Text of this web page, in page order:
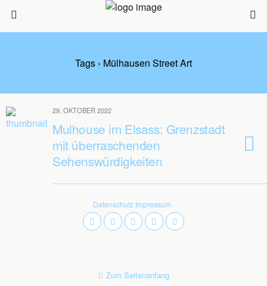
Tags › Mülhausen Street Art
29. OKTOBER 2022
Mulhouse im Elsass: Grenzstadt
mit überraschenden
Sehenswürdigkeiten
Datenschutz Impressum
Zum Seitenanfang